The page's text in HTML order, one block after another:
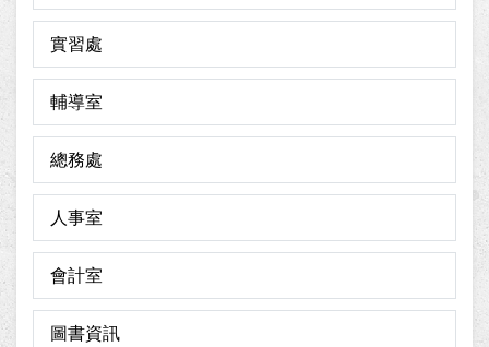
實習處
輔導室
總務處
人事室
會計室
圖書資訊